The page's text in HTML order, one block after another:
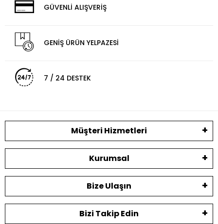
GÜVENLİ ALIŞVERİŞ
GENİŞ ÜRÜN YELPAZESİ
7 / 24 DESTEK
Müşteri Hizmetleri
Kurumsal
Bize Ulaşın
Bizi Takip Edin